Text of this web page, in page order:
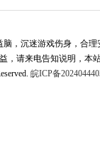
，沉迷游戏伤身，合
，请来电告知说明，本
皖ICP备